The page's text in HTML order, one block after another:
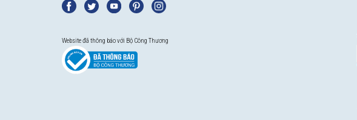
Website đã thông báo với Bộ Công Thương